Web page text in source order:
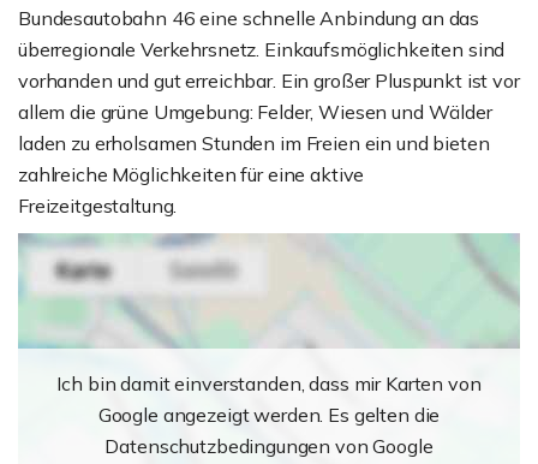
Bundesautobahn 46 eine schnelle Anbindung an das
überregionale Verkehrsnetz. Einkaufsmöglichkeiten sind
vorhanden und gut erreichbar. Ein großer Pluspunkt ist vor
allem die grüne Umgebung: Felder, Wiesen und Wälder
laden zu erholsamen Stunden im Freien ein und bieten
zahlreiche Möglichkeiten für eine aktive
Freizeitgestaltung.
Ich bin damit einverstanden, dass mir Karten von
Google angezeigt werden. Es gelten die
Datenschutzbedingungen von Google